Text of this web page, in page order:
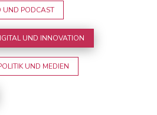
UND PODCAST
UND INNOVATION
UND MEDIEN